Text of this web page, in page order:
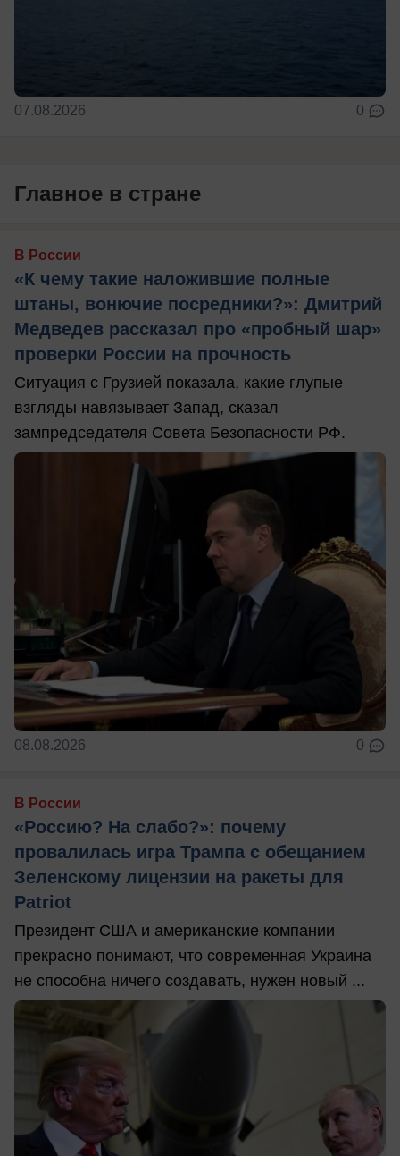
07.08.2026 0
Главное в стране
В России
«К чему такие наложившие полные
штаны, вонючие посредники?»: Дмитрий
Медведев рассказал про «пробный шар»
проверки России на прочность
Ситуация с Грузией показала, какие глупые
взгляды навязывает Запад, сказал
зампредседателя Совета Безопасности РФ.
08.08.2026 0
В России
«Россию? На слабо?»: почему
провалилась игра Трампа с обещанием
Зеленскому лицензии на ракеты для
Patriot
Президент США и американские компании
прекрасно понимают, что современная Украина
не способна ничего создавать, нужен новый ...